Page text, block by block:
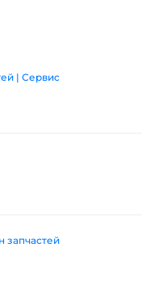
| Сервис
запчастей